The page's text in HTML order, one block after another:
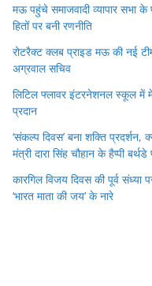
मऊ पहुंचे समाजवादी व्यापार सभा के
हितों पर बनी रणनीति
रोटरैक्ट क्लब प्राइड मऊ की नई
अग्रवाल सचिव
लिटिल फ्लावर इंटरनेशनल स्कूल में
प्रदान
‘संकल्प दिवस’ बना शक्ति प्रदर्शन,
मंत्री दारा सिंह चौहान के हैप्पी
कारगिल विजय दिवस की पूर्व संध्या
‘भारत माता की जय’ के नारे